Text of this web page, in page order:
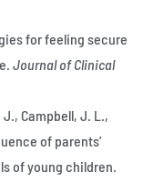
for feeling secure
Journal of Clinical
Campbell, J. L.,
of parents’
of young children.